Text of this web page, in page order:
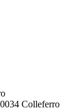
Colleferro